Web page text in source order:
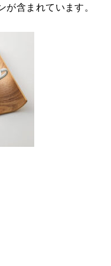
が含まれています。